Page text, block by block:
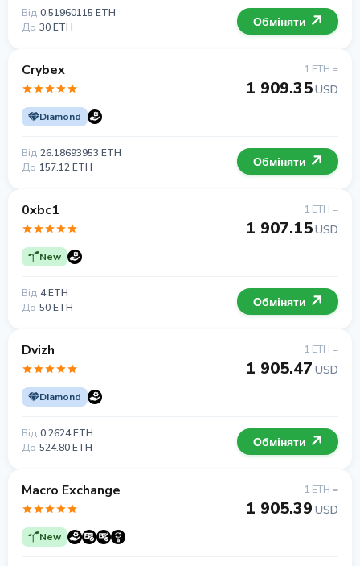
Від 0.51960115 ETH
До 30 ETH Обміняти
Crybex
Diamond
1 ETH =
1 909.35USD
Від 26.18693953 ETH
До 157.12 ETH Обміняти
0xbc1
New
1 ETH =
1 907.15USD
Від 4 ETH
До 50 ETH Обміняти
Dvizh
Diamond
1 ETH =
1 905.47 USD
Від 0.2624 ETH
До 524.80 ETH Обміняти
Macro Exchange
New
1 ETH =
1 905.39 USD